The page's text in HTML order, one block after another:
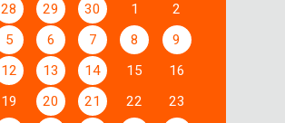
28 29 30 1
2
5 6 7 8
9
12 13 14 15
16
19 20 21 22
23